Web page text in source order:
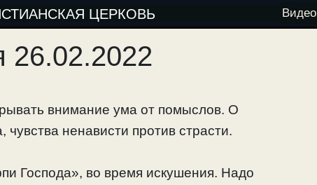
ЦЕРКОВЬ Видео
26.02.2022
внимание ума от помыслов. О
ненависти против страсти.
Господа», во время искушения. Надо